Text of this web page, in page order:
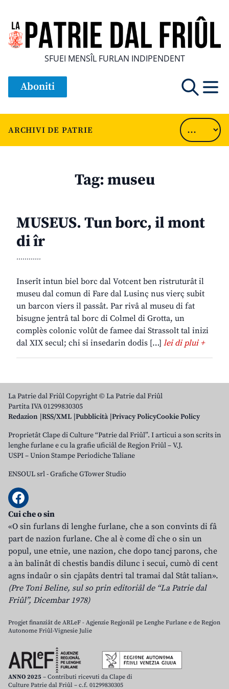
SFUEI MENSÎL FURLAN INDIPENDENT
Aboniti
ARCHIVI DE PATRIE
Tag:museu
MUSEUS. Tun borc, il mont
di îr
............
Inserît intun biel borc dal Votcent ben ristruturât il
museu dal comun di Fare dal Lusinç nus vierç subit
un barcon viers il passât. Par rivâ al museu di fat
bisugne jentrâ tal borc di Colmel di Grotta, un
complès colonic volût de famee dai Strassolt tal inizi
dal XIX secul; chi si insedarin dodis […] lei di plui +
La Patrie dal Friûl Copyright © La Patrie dal Friûl
Partita IVA 01299830305
Redazion RSS/XML Pubblicità Privacy PolicyCookie Policy
Proprietât Clape di Culture “Patrie dal Friûl”. I articui a son scrits in
lenghe furlane e cu la grafie uficiâl de Regjon Friûl – V.J.
USPI – Union Stampe Periodiche Taliane
ENSOUL srl-Grafiche GTower Studio
Cui che o sin
«O sin furlans di lenghe furlane, che a son convints di fâ
part de nazion furlane. Che al è come dî che o sin un
popul, une etnie, une nazion, che dopo tancj parons, che
a àn balinât di chestis bandis dilunc i secui, cumò di cent
agns indaûr o sin cjapâts dentri tal tramai dal Stât talian».
(Pre Toni Beline, sul so prin editoriâl de “La Patrie dal
Friûl”, Dicembar 1978)
Progjet finanziât de ARLeF - Agjenzie Regjonâl pe Lenghe Furlane e de Regjon
Autonome Friûl-Vignesie Julie
ANNO 2025 – Contributi ricevuti da Clape di
Culture Patrie dal Friûl – c.f. 01299830305